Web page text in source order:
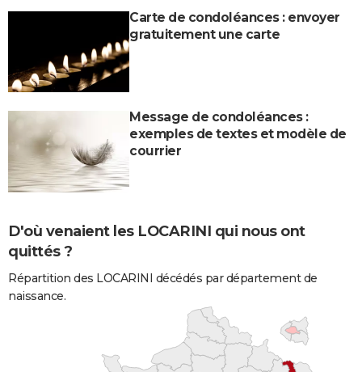
Carte de condoléances : envoyer
gratuitement une carte
Message de condoléances :
exemples de textes et modèle de
courrier
D'où venaient les LOCARINI qui nous ont
quittés ?
Répartition des LOCARINI décédés par département de
naissance.